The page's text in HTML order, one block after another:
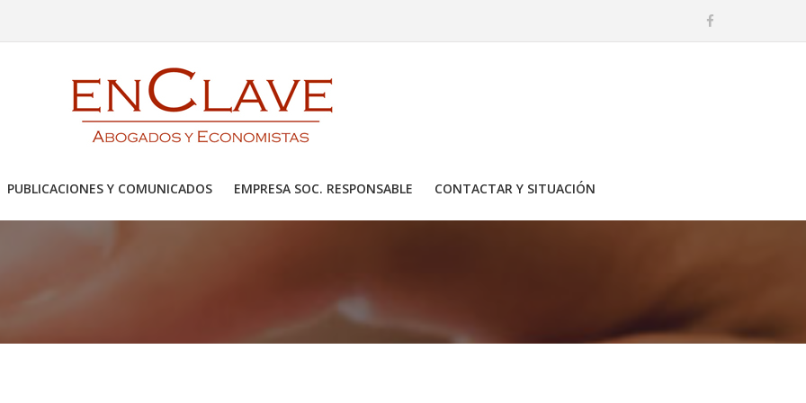
PUBLICACIONES Y COMUNICADOS EMPRESA SOC. RESPONSABLE CONTACTAR Y SITUACIÓN